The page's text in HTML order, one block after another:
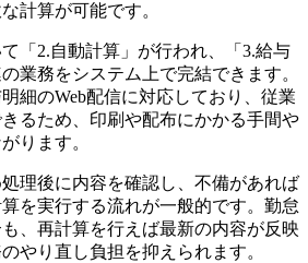
計算が可能です。
「2.自動計算」が行われ、「3.給与
業務をシステム上で完結できます。
細のWeb配信に対応しており、従業
るため、印刷や配布にかかる手間や
ります。
理後に内容を確認し、不備があれば
を実行する流れが一般的です。勤怠
、再計算を行えば最新の内容が反映
やり直し負担を抑えられます。